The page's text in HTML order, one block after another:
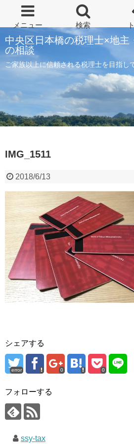
中央区日本橋の税理士×地主
の相談
ご家族以上に信頼される税理士を目指し
IMG_1511
2018/6/13
シェアする
error 0 0
フォローする
ssy-tax